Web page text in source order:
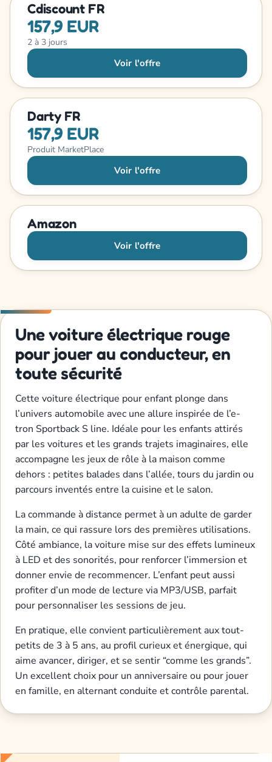
Cdiscount FR
157,9 EUR
2 à 3 jours
Voir l'offre
Darty FR
157,9 EUR
Produit MarketPlace
Voir l'offre
Amazon
Voir l'offre
Une voiture électrique rouge
pour jouer au conducteur, en
toute sécurité
Cette voiture électrique pour enfant plonge dans
l’univers automobile avec une allure inspirée de l’e-
tron Sportback S line. Idéale pour les enfants attirés
par les voitures et les grands trajets imaginaires, elle
accompagne les jeux de rôle à la maison comme
dehors : petites balades dans l’allée, tours du jardin ou
parcours inventés entre la cuisine et le salon.
La commande à distance permet à un adulte de garder
la main, ce qui rassure lors des premières utilisations.
Côté ambiance, la voiture mise sur des effets lumineux
à LED et des sonorités, pour renforcer l’immersion et
donner envie de recommencer. L’enfant peut aussi
profiter d’un mode de lecture via MP3/USB, parfait
pour personnaliser les sessions de jeu.
En pratique, elle convient particulièrement aux tout-
petits de 3 à 5 ans, au profil curieux et énergique, qui
aime avancer, diriger, et se sentir “comme les grands”.
Un excellent choix pour un anniversaire ou pour jouer
en famille, en alternant conduite et contrôle parental.